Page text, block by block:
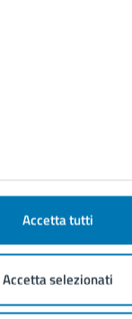
Accetta tutti
Accetta selezionati
e protocollo